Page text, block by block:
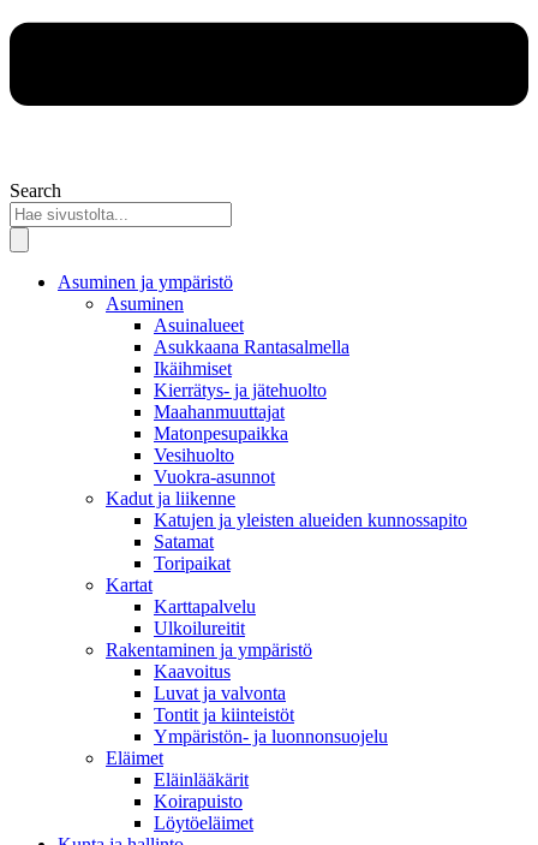
Search
Asuminen ja ympäristö
Asuminen
Asuinalueet
Asukkaana Rantasalmella
Ikäihmiset
Kierrätys- ja jätehuolto
Maahanmuuttajat
Matonpesupaikka
Vesihuolto
Vuokra-asunnot
Kadut ja liikenne
Katujen ja yleisten alueiden kunnossapito
Satamat
Toripaikat
Kartat
Karttapalvelu
Ulkoilureitit
Rakentaminen ja ympäristö
Kaavoitus
Luvat ja valvonta
Tontit ja kiinteistöt
Ympäristön- ja luonnonsuojelu
Eläimet
Eläinlääkärit
Koirapuisto
Löytöeläimet